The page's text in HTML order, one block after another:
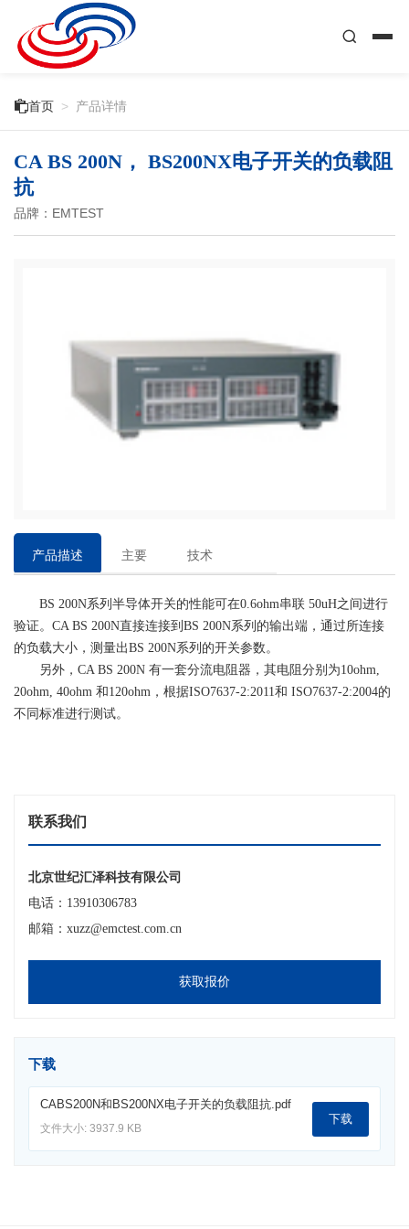
首页 > 产品详情
CA BS 200N， BS200NX电子开关的负载阻
抗
品牌：EMTEST
产品描述
主要
技术
BS 200N系列半导体开关的性能可在0.6ohm串联 50uH之间进行
验证。CA BS 200N直接连接到BS 200N系列的输出端，通过所连接
的负载大小，测量出BS 200N系列的开关参数。
另外，CA BS 200N 有一套分流电阻器，其电阻分别为10ohm,
20ohm, 40ohm 和120ohm，根据ISO7637-2:2011和 ISO7637-2:2004的
不同标准进行测试。
联系我们
北京世纪汇泽科技有限公司
电话：13910306783
邮箱：xuzz@emctest.com.cn
获取报价
下载
CABS200N和BS200NX电子开关的负载阻抗.pdf
文件大小: 3937.9 KB
下载